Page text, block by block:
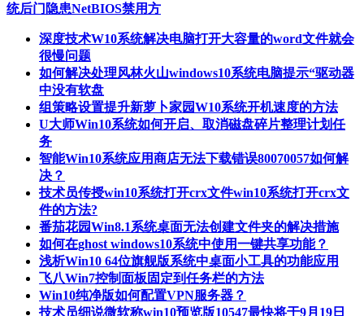
统后门隐患NetBIOS禁用方
深度技术W10系统解决电脑打开大容量的word文件就会
很慢问题
如何解决处理风林火山windows10系统电脑提示“驱动器
中没有软盘
组策略设置提升新萝卜家园W10系统开机速度的方法
U大师Win10系统如何开启、取消磁盘碎片整理计划任
务
智能Win10系统应用商店无法下载错误80070057如何解
决？
技术员传授win10系统打开crx文件win10系统打开crx文
件的方法?
番茄花园Win8.1系统桌面无法创建文件夹的解决措施
如何在ghost windows10系统中使用一键共享功能？
浅析Win10 64位旗舰版系统中桌面小工具的功能应用
飞八Win7控制面板固定到任务栏的方法
Win10纯净版如何配置VPN服务器？
技术员细说微软称win10预览版10547最快将于9月19日